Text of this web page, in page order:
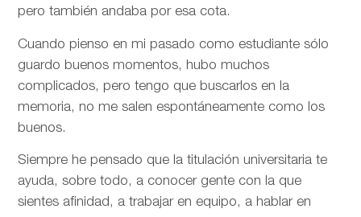
pero también andaba por esa cota.
Cuando pienso en mi pasado como estudiante sólo
guardo buenos momentos, hubo muchos
complicados, pero tengo que buscarlos en la
memoria, no me salen espontáneamente como los
buenos.
Siempre he pensado que la titulación universitaria te
ayuda, sobre todo, a conocer gente con la que
sientes afinidad, a trabajar en equipo, a hablar en